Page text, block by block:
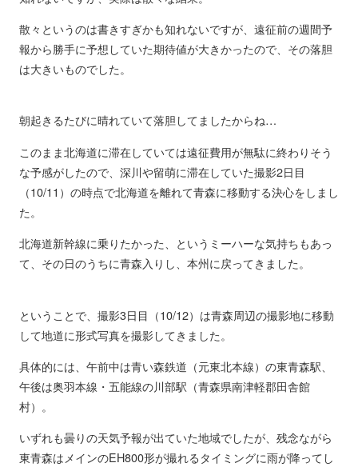
散々というのは書きすぎかも知れないですが、遠征前の週間予
報から勝手に予想していた期待値が大きかったので、その落胆
は大きいものでした。
朝起きるたびに晴れていて落胆してましたからね…
このまま北海道に滞在していては遠征費用が無駄に終わりそう
な予感がしたので、深川や留萌に滞在していた撮影2日目
（10/11）の時点で北海道を離れて青森に移動する決心をしまし
た。
北海道新幹線に乗りたかった、というミーハーな気持ちもあっ
て、その日のうちに青森入りし、本州に戻ってきました。
ということで、撮影3日目（10/12）は青森周辺の撮影地に移動
して地道に形式写真を撮影してきました。
具体的には、午前中は青い森鉄道（元東北本線）の東青森駅、
午後は奥羽本線・五能線の川部駅（青森県南津軽郡田舎館
村）。
いずれも曇りの天気予報が出ていた地域でしたが、残念ながら
東青森はメインのEH800形が撮れるタイミングに雨が降ってし